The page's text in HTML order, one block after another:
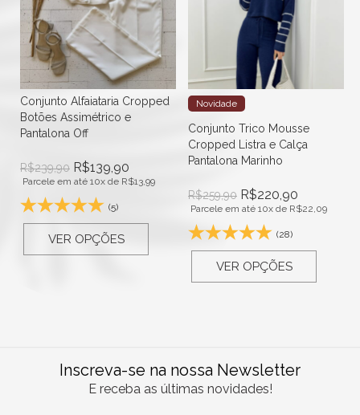
Conjunto Alfaiataria Cropped
Botões Assimétrico e
Pantalona Off
R$239,90 R$139,90
Parcele em até 10x de R$13,99
(5)
VER OPÇÕES
Novidade
Conjunto Trico Mousse
Cropped Listra e Calça
Pantalona Marinho
R$259,90 R$220,90
Parcele em até 10x de R$22,09
(28)
VER OPÇÕES
Inscreva-se na nossa Newsletter
E receba as últimas novidades!